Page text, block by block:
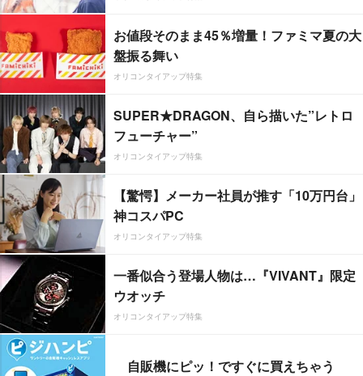
お値段そのまま45％増量！ファミマ夏の大
盤振る舞い
オリコンタイアップ特集
SUPER★DRAGON、自ら描いた”レトロ
フューチャー”
オリコンタイアップ特集
【驚愕】メーカー社員が推す「10万円台」
神コスパPC
オリコンタイアップ特集
一番似合う登場人物は…『VIVANT』限定
ウオッチ
オリコンタイアップ特集
自販機にピッ！ですぐに買えちゃう